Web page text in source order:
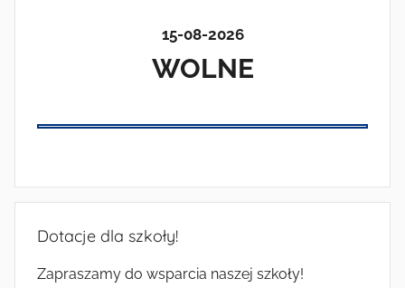
15-08-2026
WOLNE
Dotacje dla szkoły!
Zapraszamy do wsparcia naszej szkoły!